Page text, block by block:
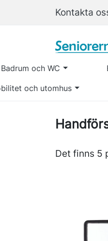
Kontakta
Badrum och WC
och utomhus
Det finns 5